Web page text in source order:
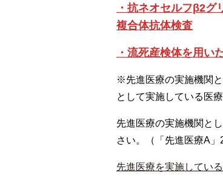
・抗ネオセルフβ2
複合体抗体検査
・流死産検体を用い
※先進医療の実施機関
として実施している医
先進医療の実施機関と
さい。（「先進医療A」
先進医療を実施してい